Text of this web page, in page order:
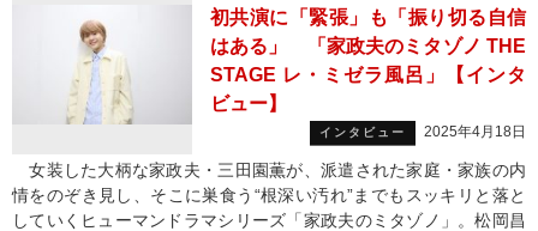
初共演に「緊張」も「振り切る自信
はある」 「家政夫のミタゾノ THE
STAGE レ・ミゼラ風呂」【インタ
ビュー】
インタビュー 2025年4月18日
女装した大柄な家政夫・三田園薫が、派遣された家庭・家族の内
情をのぞき見し、そこに巣食う“根深い汚れ”までもスッキリと落と
していくヒューマンドラマシリーズ「家政夫のミタゾノ」。松岡昌